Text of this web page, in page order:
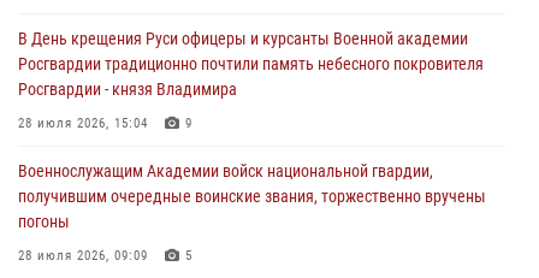
В День крещения Руси офицеры и курсанты Военной академии
Росгвардии традиционно почтили память небесного покровителя
Росгвардии - князя Владимира
28 июля 2026, 15:04 9
Военнослужащим Академии войск национальной гвардии,
получившим очередные воинские звания, торжественно вручены
погоны
28 июля 2026, 09:09 5